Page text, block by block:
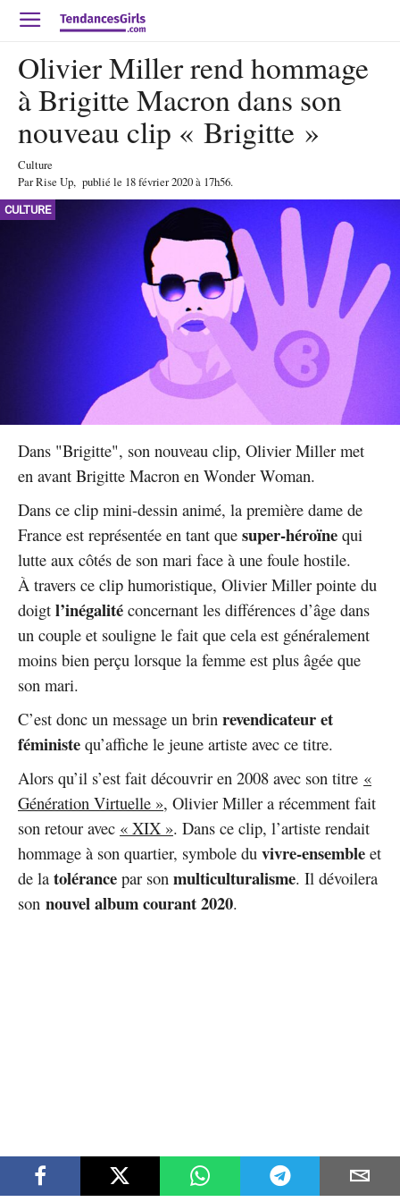
Olivier Miller rend hommage
à Brigitte Macron dans son
nouveau clip « Brigitte »
Culture
ParRise Up, publié le 18 février 2020à 17h56.
CULTURE
Dans "Brigitte", son nouveau clip, Olivier Miller met
en avant Brigitte Macron en Wonder Woman.
Dans ce clip mini-dessin animé, la première dame de
France est représentée en tant que super-héroïne qui
lutte aux côtés de son mari face à une foule hostile.
À travers ce clip humoristique, Olivier Miller pointe du
doigt l’inégalité concernant les différences d’âge dans
un couple et souligne le fait que cela est généralement
moins bien perçu lorsque la femme est plus âgée que
son mari.
C’est donc un message un brin revendicateur et
féministe qu’affiche le jeune artiste avec ce titre.
Alors qu’il s’est fait découvrir en 2008 avec son titre «
Génération Virtuelle », Olivier Miller a récemment fait
son retour avec « XIX ». Dans ce clip, l’artiste rendait
hommage à son quartier, symbole du vivre-ensemble et
de la tolérance par son multiculturalisme. Il dévoilera
son nouvel albumcourant 2020.